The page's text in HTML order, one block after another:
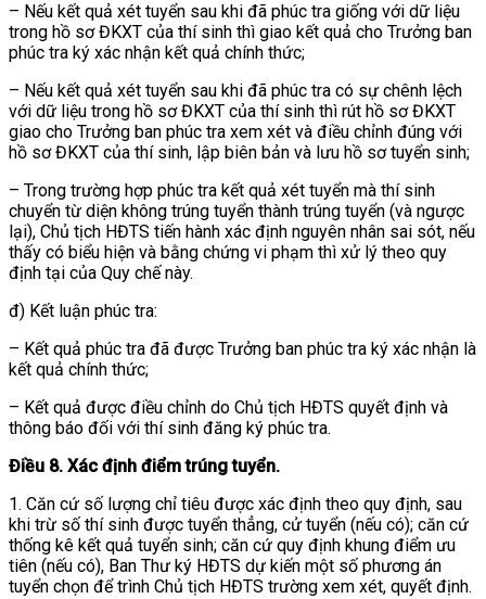
– Nếu kết quả xét tuyển sau khi đã phúc tra giống với dữ liệu
trong hồ sơ ĐKXT của thí sinh thì giao kết quả cho Trưởng ban
phúc tra ký xác nhận kết quả chính thức;
– Nếu kết quả xét tuyển sau khi đã phúc tra có sự chênh lệch
với dữ liệu trong hồ sơ ĐKXT của thí sinh thì rút hồ sơ ĐKXT
giao cho Trưởng ban phúc tra xem xét và điều chỉnh đúng với
hồ sơ ĐKXT của thí sinh, lập biên bản và lưu hồ sơ tuyển sinh;
– Trong trường hợp phúc tra kết quả xét tuyển mà thí sinh
chuyển từ diện không trúng tuyển thành trúng tuyển (và ngược
lại), Chủ tịch HĐTS tiến hành xác định nguyên nhân sai sót, nếu
thấy có biểu hiện và bằng chứng vi phạm thì xử lý theo quy
định tại của Quy chế này.
đ) Kết luận phúc tra:
– Kết quả phúc tra đã được Trưởng ban phúc tra ký xác nhận là
kết quả chính thức;
– Kết quả được điều chỉnh do Chủ tịch HĐTS quyết định và
thông báo đối với thí sinh đăng ký phúc tra.
Điều 8. Xác định điểm trúng tuyển.
1. Căn cứ số lượng chỉ tiêu được xác định theo quy định, sau
khi trừ số thí sinh được tuyển thẳng, cử tuyển (nếu có); căn cứ
thống kê kết quả tuyển sinh; căn cứ quy định khung điểm ưu
tiên (nếu có), Ban Thư ký HĐTS dự kiến một số phương án
tuyển chọn để trình Chủ tịch HĐTS trường xem xét, quyết định.